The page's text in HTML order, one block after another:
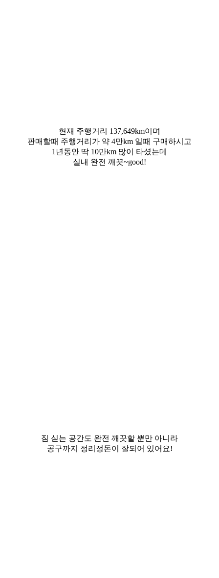
현재 주행거리 137,649km이며
판매할때 주행거리가 약 4만km 일때 구매하시고
1년동안 딱 10만km 많이 타셨는데
실내 완전 깨끗~good!
짐 싣는 공간도 완전 깨끗할 뿐만 아니라
공구까지 정리정돈이 잘되어 있어요!